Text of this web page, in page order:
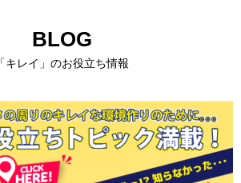
BLOG
「キレイ」のお役立ち情報